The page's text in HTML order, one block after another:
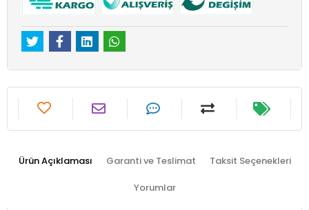
Ürün Açıklaması Garanti ve Teslimat Taksit Seçenekleri
Yorumlar